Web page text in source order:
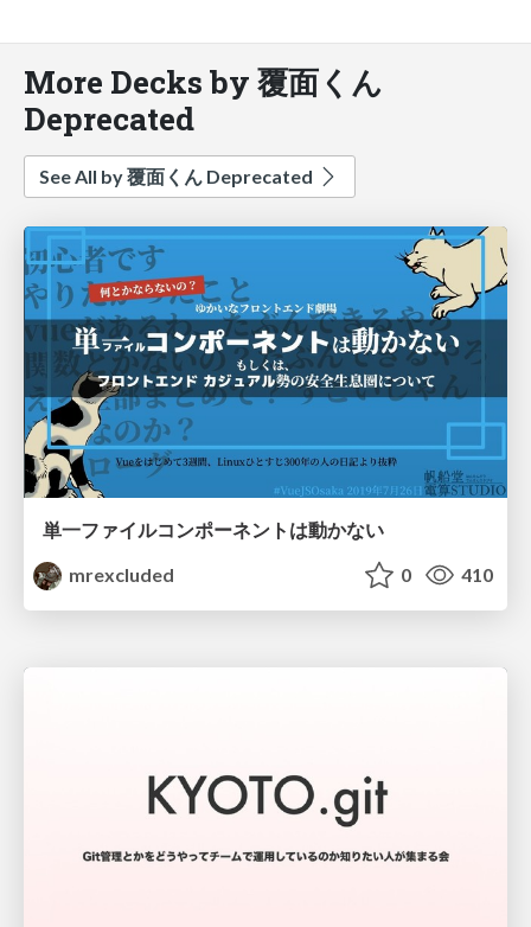
More Decks by 覆面くん
Deprecated
See All by 覆面くん Deprecated
単一ファイルコンポーネントは動かない
mrexcluded
0 410